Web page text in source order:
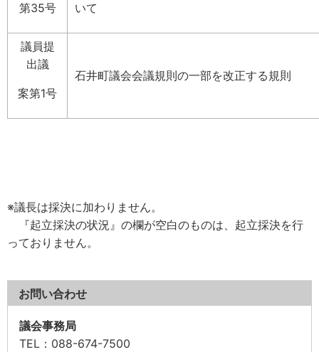
第35号
いて
議員提
出議
案第1号
石井町議会会議規則の一部を改正する規則
※議長は採決に加わりません。
『起立採決の状況』の欄が空白のものは、起立採決を行
っておりません。
お問い合わせ
議会事務局
TEL ：088-674-7500